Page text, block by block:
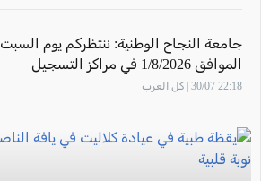
جامعة النجاح الوطنية: ننتظركم يوم السبت
الموافق 1/8/2026 في مراكز التسجيل
والارشاد
22:18 30/07 | كل العرب